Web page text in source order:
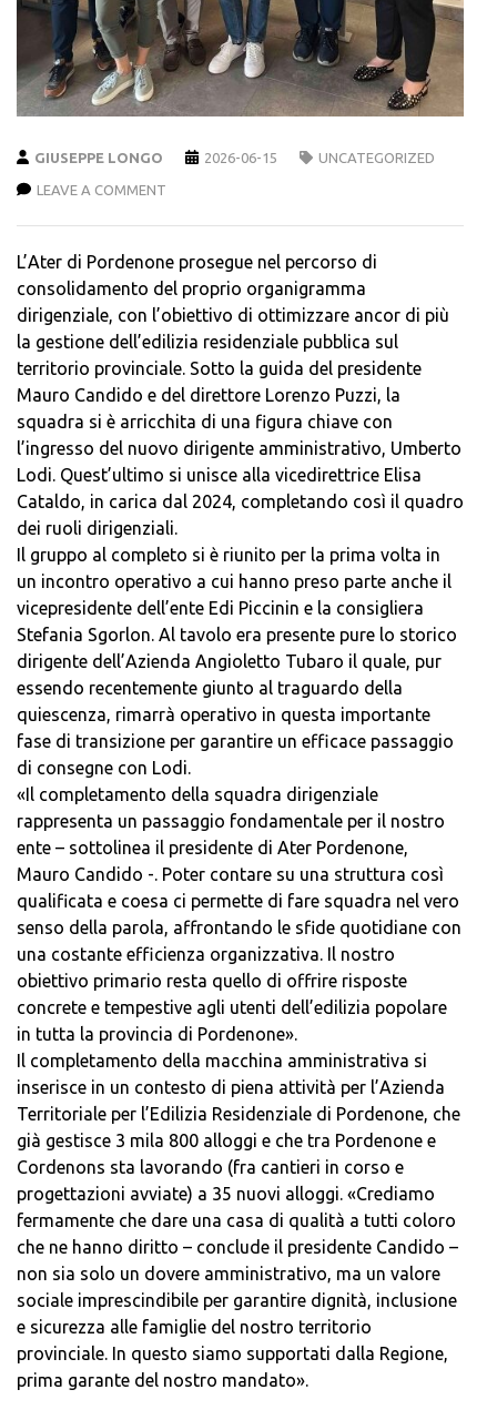
GIUSEPPE LONGO 2026-06-15 UNCATEGORIZED
LEAVE A COMMENT
L’Ater di Pordenone prosegue nel percorso di
consolidamento del proprio organigramma
dirigenziale, con l’obiettivo di ottimizzare ancor di più
la gestione dell’edilizia residenziale pubblica sul
territorio provinciale. Sotto la guida del presidente
Mauro Candido e del direttore Lorenzo Puzzi, la
squadra si è arricchita di una figura chiave con
l’ingresso del nuovo dirigente amministrativo, Umberto
Lodi. Quest’ultimo si unisce alla vicedirettrice Elisa
Cataldo, in carica dal 2024, completando così il quadro
dei ruoli dirigenziali.
Il gruppo al completo si è riunito per la prima volta in
un incontro operativo a cui hanno preso parte anche il
vicepresidente dell’ente Edi Piccinin e la consigliera
Stefania Sgorlon. Al tavolo era presente pure lo storico
dirigente dell’Azienda Angioletto Tubaro il quale, pur
essendo recentemente giunto al traguardo della
quiescenza, rimarrà operativo in questa importante
fase di transizione per garantire un efficace passaggio
di consegne con Lodi.
«Il completamento della squadra dirigenziale
rappresenta un passaggio fondamentale per il nostro
ente – sottolinea il presidente di Ater Pordenone,
Mauro Candido -. Poter contare su una struttura così
qualificata e coesa ci permette di fare squadra nel vero
senso della parola, affrontando le sfide quotidiane con
una costante efficienza organizzativa. Il nostro
obiettivo primario resta quello di offrire risposte
concrete e tempestive agli utenti dell’edilizia popolare
in tutta la provincia di Pordenone».
Il completamento della macchina amministrativa si
inserisce in un contesto di piena attività per l’Azienda
Territoriale per l’Edilizia Residenziale di Pordenone, che
già gestisce 3 mila 800 alloggi e che tra Pordenone e
Cordenons sta lavorando (fra cantieri in corso e
progettazioni avviate) a 35 nuovi alloggi. «Crediamo
fermamente che dare una casa di qualità a tutti coloro
che ne hanno diritto – conclude il presidente Candido –
non sia solo un dovere amministrativo, ma un valore
sociale imprescindibile per garantire dignità, inclusione
e sicurezza alle famiglie del nostro territorio
provinciale. In questo siamo supportati dalla Regione,
prima garante del nostro mandato».